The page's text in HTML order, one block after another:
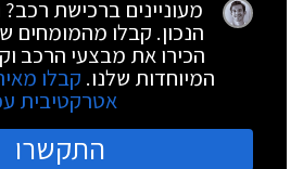
מעוניינים ברכישת
הנכון. קבלו מהמומחים
הכירו את מבצעי הרכב
המיוחדות שלנו. קבלו
אטרקטיבית
התקשרו